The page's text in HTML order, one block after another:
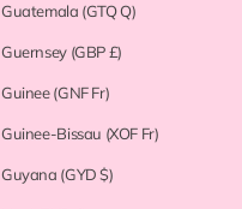
Guatemala (GTQ Q)
Guernsey (GBP £)
Guinee(GNF Fr)
Guinee-Bissau (XOF Fr)
Guyana (GYD $)